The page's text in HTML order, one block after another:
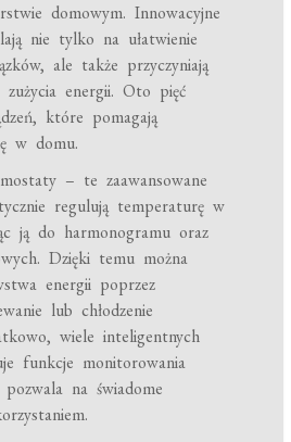
domowym. Innowacyjne
nie tylko na ułatwienie
ale także przyczyniają
zużycia energii. Oto pięć
które pomagają
w domu.
– te zaawansowane
regulują temperaturę w
ją do harmonogramu oraz
Dzięki temu można
energii poprzez
lub chłodzenie
wiele inteligentnych
funkcje monitorowania
na świadome